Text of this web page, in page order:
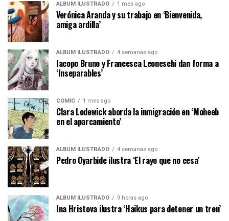
ÁLBUM ILUSTRADO 1 mes ago
Verónica Aranda y su trabajo en ‘Bienvenida,
amiga ardilla’
ÁLBUM ILUSTRADO 4 semanas ago
Iacopo Bruno y Francesca Leoneschi dan forma a
‘Inseparables’
CÓMIC 1 mes ago
Clara Lodewick aborda la inmigración en ‘Moheeb
en el aparcamiento’
ÁLBUM ILUSTRADO 4 semanas ago
Pedro Oyarbide ilustra ‘El rayo que no cesa’
ÁLBUM ILUSTRADO 9 horas ago
Ina Hristova ilustra ‘Haikus para detener un tren’